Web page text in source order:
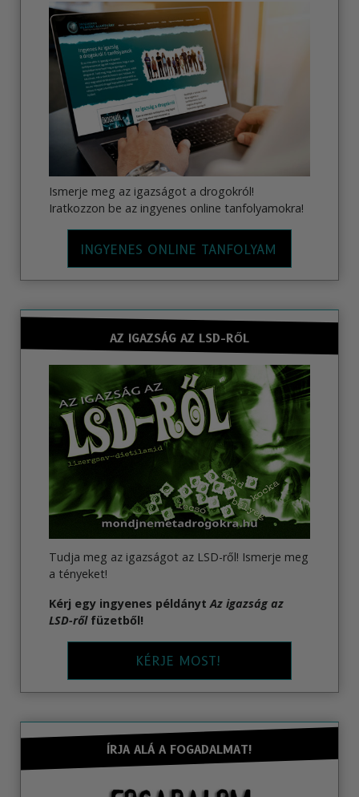
Ismerje meg az igazságot a drogokról!
Iratkozzon be az ingyenes online tanfolyamokra!
INGYENES ONLINE TANFOLYAM
AZ IGAZSÁG AZ LSD-RŐL
Tudja meg az igazságot az LSD-ről! Ismerje meg
a tényeket!
Kérj egy ingyenes példánytAz igazság az
LSD-rőlfüzetből!
KÉRJE MOST!
ÍRJA ALÁ A FOGADALMAT!